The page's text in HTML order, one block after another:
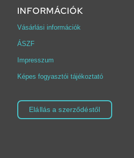
INFORMÁCIÓK
Vásárlási információk
ÁSZF
Impresszum
Képes fogyasztói tájékoztató
Elállás a szerződéstől